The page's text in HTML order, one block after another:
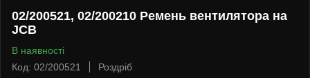
02/200521, 02/200210 Ремень вентилятора на
JCB
В наявності
Код: 02/200521
Роздріб